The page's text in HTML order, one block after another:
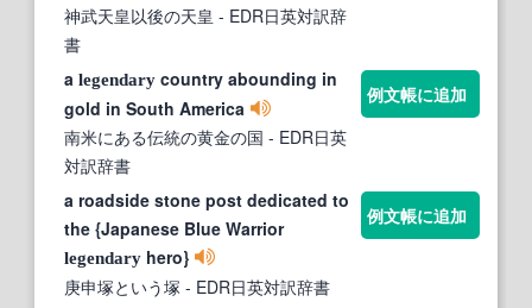
神武天皇以後の天皇 - EDR日英対訳辞
書
a legendary country abounding in
gold in South America
南米にある伝統の黄金の国 - EDR日英
対訳辞書
例文帳に追加
a roadside stone post dedicated to
the {Japanese Blue Warrior
legendary hero}
庚申塚という塚 - EDR日英対訳辞書
例文帳に追加